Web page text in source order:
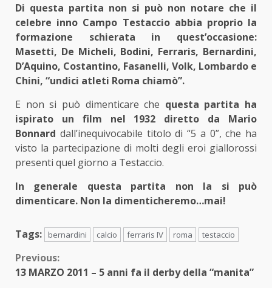
Di questa partita non si può non notare che il
celebre inno Campo Testaccio abbia proprio la
formazione schierata in quest’occasione:
Masetti, De Micheli, Bodini, Ferraris, Bernardini,
D’Aquino, Costantino, Fasanelli, Volk, Lombardo e
Chini, “undici atleti Roma chiamò”.
E non si può dimenticare che questa partita ha
ispirato un film nel 1932 diretto da Mario
Bonnard dall’inequivocabile titolo di “5 a 0”, che ha
visto la partecipazione di molti degli eroi giallorossi
presenti quel giorno a Testaccio.
In generale questa partita non la si può
dimenticare. Non la dimenticheremo…mai!
Tags: bernardini calcio ferraris IV roma testaccio
Continue
Previous:
13 MARZO 2011 – 5 anni fa il derby della “manita”